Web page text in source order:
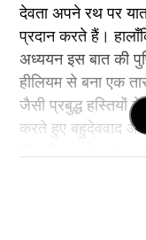
देवता अपने रथ पर
प्रदान करते हैं।
अध्ययन इस बात की
हीलियम से बना एक
जैसी प्रबुद्ध हस्तियों
करते हुए बहुदेववाद
प्राणियों की